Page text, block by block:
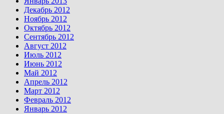
Декабрь 2012
Ноябрь 2012
Октябрь 2012
Сентябрь 2012
Август 2012
Июль 2012
Июнь 2012
Май 2012
Апрель 2012
Март 2012
Февраль 2012
Январь 2012